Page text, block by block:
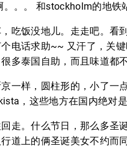
。。 和stockholm的地铁
吃饭没地儿。走走吧。看
电话求助~~ 又汗了，关
多泰国自助，而且味道都
一样，圆柱形的，小了一
，这些地方在国内绝对是
走。什么节日，那么多圣
道上的俩圣诞美女不约而